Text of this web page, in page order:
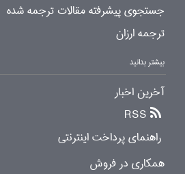
جستجوی پیشرفته مقالات ترجمه شده
ترجمه ارزان
بیشتر بدانید
آخرین اخبار
RSS
راهنمای پرداخت اینترنتی
همکاری در فروش